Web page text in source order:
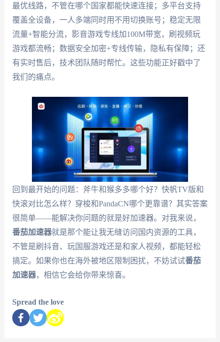
最优线路，不管在哪个国家都能快速连接；多平台支持
覆盖全设备，一人多端同时用不用切换账号；稳定无限
流量+智能分流，影音游戏专线加100M带宽，刷视频玩
游戏都流畅；数据安全加密+专线传输，隐私有保障；还
有实时售后，技术团队随时帮忙。这些功能正好戳中了
我们的痛点。
回到最开始的问题：斧牛和猴多多哪个好？快帆TV版和
快滚对比怎么样？穿梭和PandaCN哪个更靠谱？其实答案
很简单——能解决你问题的就是好加速器。对我来说，
番茄加速器就是那个能让我无缝访问国内资源的工具，
不管是刷抖音、玩国服游戏还是和家人视频，都能轻松
搞定。如果你也在海外被地区限制困扰，不妨试试番茄
加速器，相信它会给你带来惊喜。
Spread the love